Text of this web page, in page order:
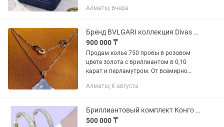
которая подходит как на каждый день,
так и для особых случаев.
пусеты •Металл: белое золото 750...
Алматы, вчера
Бренд BVLGARI коллекция Divas Dream. Золотое колье 750 пробы с бриллиантом.
900 000 ₸
Продам колье 750 пробы в розовом
цвете золота с бриллиантом в 0,10
карат и перламутром. От всемирно
Divas Dream оригинал. Длина цепочки
Алматы, 6 августа
Бриллиантовый комплект Конго с кольцом дорожка, Алматы
500 000 ₸